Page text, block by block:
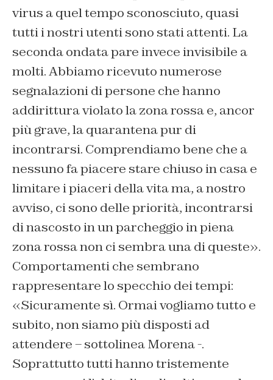
virus a quel tempo sconosciuto, quasi
tutti i nostri utenti sono stati attenti. La
seconda ondata pare invece invisibile a
molti. Abbiamo ricevuto numerose
segnalazioni di persone che hanno
addirittura violato la zona rossa e, ancor
più grave, la quarantena pur di
incontrarsi. Comprendiamo bene che a
nessuno fa piacere stare chiuso in casa e
limitare i piaceri della vita ma, a nostro
avviso, ci sono delle priorità, incontrarsi
di nascosto in un parcheggio in piena
zona rossa non ci sembra una di queste».
Comportamenti che sembrano
rappresentare lo specchio dei tempi:
«Sicuramente sì. Ormai vogliamo tutto e
subito, non siamo più disposti ad
attendere – sottolinea Morena -.
Soprattutto tutti hanno tristemente